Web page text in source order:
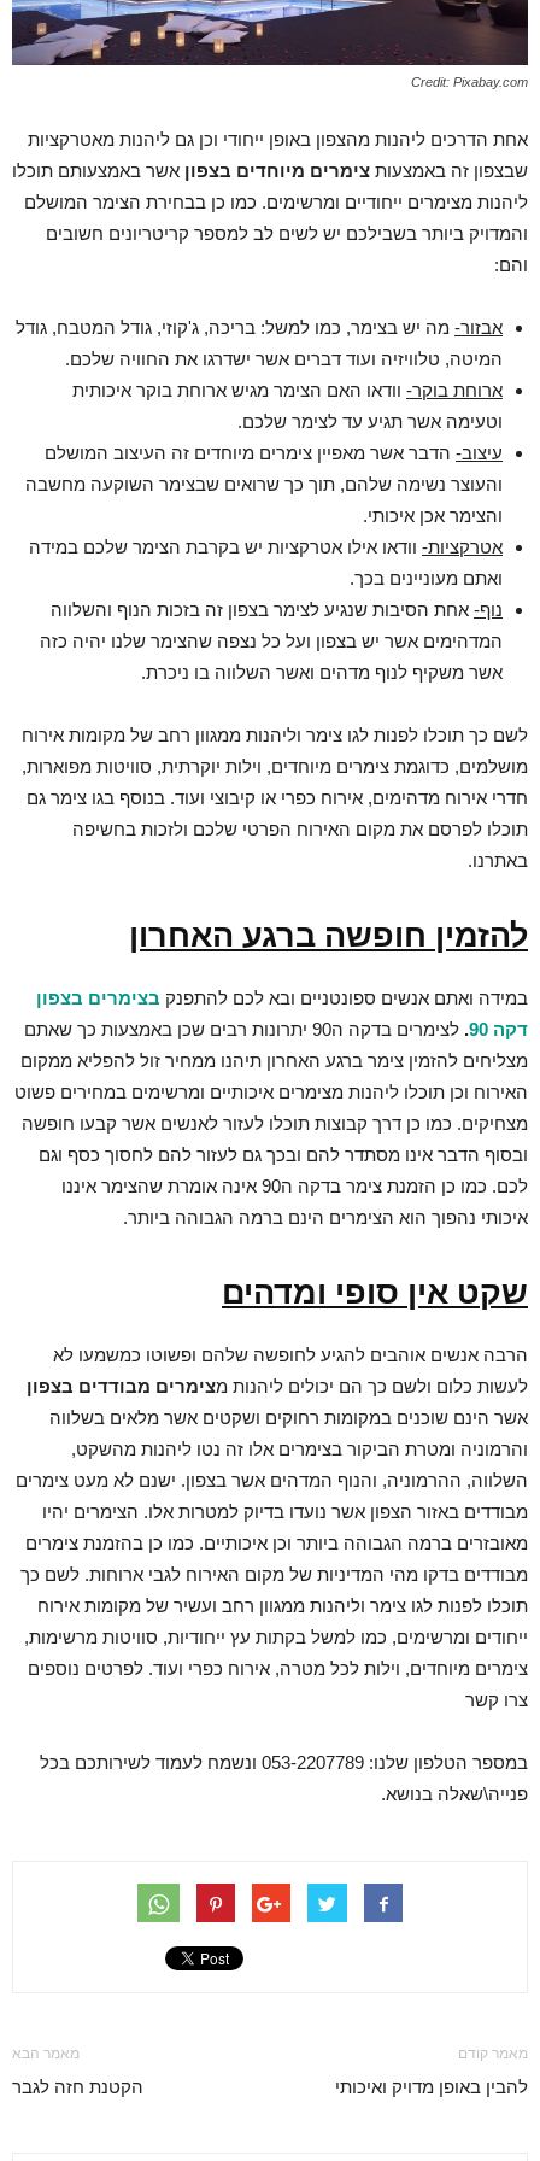
Credit: Pixabay.com
אחת הדרכים ליהנות מהצפון באופן ייחודי וכן גם ליהנות מאטרקציות
שבצפון זה באמצעות צימרים מיוחדים בצפון אשר באמצעותם תוכלו
ליהנות מצימרים ייחודיים ומרשימים. כמו כן בבחירת הצימר המושלם
והמדויק ביותר בשבילכם יש לשים לב למספר קריטריונים חשובים
והם:
אבזור- מה יש בצימר, כמו למשל: בריכה, ג'קוזי, גודל המטבח, גודל
המיטה, טלוויזיה ועוד דברים אשר ישדרגו את החוויה שלכם.
ארוחת בוקר- וודאו האם הצימר מגיש ארוחת בוקר איכותית
וטעימה אשר תגיע עד לצימר שלכם.
עיצוב- הדבר אשר מאפיין צימרים מיוחדים זה העיצוב המושלם
והעוצר נשימה שלהם, תוך כך שרואים שבצימר השוקעה מחשבה
והצימר אכן איכותי.
אטרקציות- וודאו אילו אטרקציות יש בקרבת הצימר שלכם במידה
ואתם מעוניינים בכך.
נוף- אחת הסיבות שנגיע לצימר בצפון זה בזכות הנוף והשלווה
המדהימים אשר יש בצפון ועל כל נצפה שהצימר שלנו יהיה כזה
אשר משקיף לנוף מדהים ואשר השלווה בו ניכרת.
לשם כך תוכלו לפנות לגו צימר וליהנות ממגוון רחב של מקומות אירוח
מושלמים, כדוגמת צימרים מיוחדים, וילות יוקרתית, סוויטות מפוארות,
חדרי אירוח מדהימים, אירוח כפרי או קיבוצי ועוד. בנוסף בגו צימר גם
תוכלו לפרסם את מקום האירוח הפרטי שלכם ולזכות בחשיפה
באתרנו.
להזמין חופשה ברגע האחרון
במידה ואתם אנשים ספונטניים ובא לכם להתפנק בצימרים בצפון
דקה 90
.
לצימרים בדקה ה90 יתרונות רבים שכן באמצעות כך שאתם
מצליחים להזמין צימר ברגע האחרון תיהנו ממחיר זול להפליא ממקום
האירוח וכן תוכלו ליהנות מצימרים איכותיים ומרשימים במחירים פשוט
מצחיקים. כמו כן דרך קבוצות תוכלו לעזור לאנשים אשר קבעו חופשה
ובסוף הדבר אינו מסתדר להם ובכך גם לעזור להם לחסוך כסף וגם
לכם. כמו כן הזמנת צימר בדקה ה90 אינה אומרת שהצימר איננו
איכותי נהפוך הוא הצימרים הינם ברמה הגבוהה ביותר.
שקט אין סופי ומדהים
הרבה אנשים אוהבים להגיע לחופשה שלהם ופשוטו כמשמעו לא
לעשות כלום ולשם כך הם יכולים ליהנות מצימרים מבודדים בצפון
אשר הינם שוכנים במקומות רחוקים ושקטים אשר מלאים בשלווה
והרמוניה ומטרת הביקור בצימרים אלו זה נטו ליהנות מהשקט,
השלווה, ההרמוניה, והנוף המדהים אשר בצפון. ישנם לא מעט צימרים
מבודדים באזור הצפון אשר נועדו בדיוק למטרות אלו. הצימרים יהיו
מאובזרים ברמה הגבוהה ביותר וכן איכותיים. כמו כן בהזמנת צימרים
מבודדים בדקו מהי המדיניות של מקום האירוח לגבי ארוחות. לשם כך
תוכלו לפנות לגו צימר וליהנות ממגוון רחב ועשיר של מקומות אירוח
ייחודים ומרשימים, כמו למשל בקתות עץ ייחודיות, סוויטות מרשימות,
צימרים מיוחדים, וילות לכל מטרה, אירוח כפרי ועוד. לפרטים נוספים
צרו קשר
במספר הטלפון שלנו: 053-2207789 ונשמח לעמוד לשירותכם בכל
פנייה\שאלה בנושא.
מאמר קודם
להבין באופן מדויק ואיכותי
מאמר הבא
הקטנת חזה לגבר